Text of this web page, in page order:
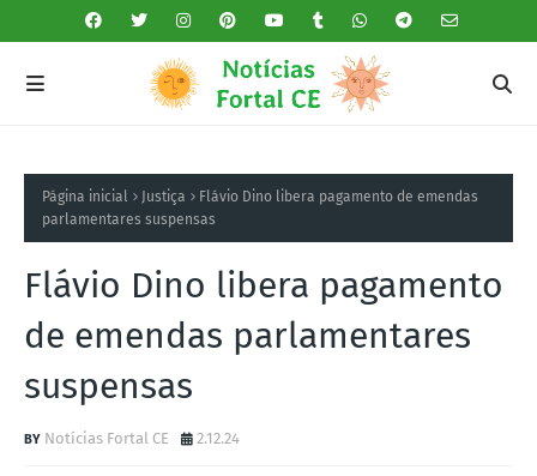
Página inicial Justiça
Flávio Dino libera pagamento de emendas
parlamentares suspensas
Flávio Dino libera pagamento
de emendas parlamentares
suspensas
Notícias Fortal CE 2.12.24